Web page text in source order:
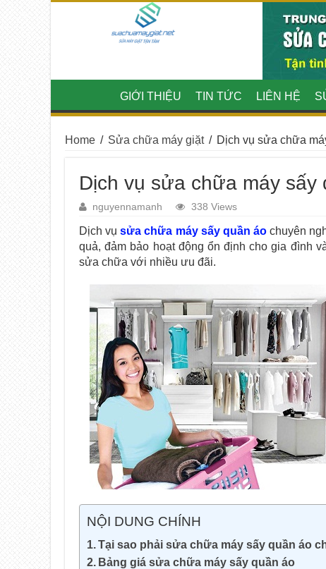
GIỚI THIỆU TIN TỨC LIÊN HỆ
Home / Sửa chữa máy giặt / Dịch vụ sửa chữa
Dịch vụ sửa chữa máy sấy
nguyennamanh 338 Views
Dịch vụsửa chữa máy sấy quần áochuyên
quả, đảm bảo hoạt động ổn định cho gia đình
sửa chữa với nhiều ưu đãi.
NỘI DUNG CHÍNH
Tại sao phải sửa chữa máy sấy quần áo
Bảng giá sửa chữa máy sấy quần áo